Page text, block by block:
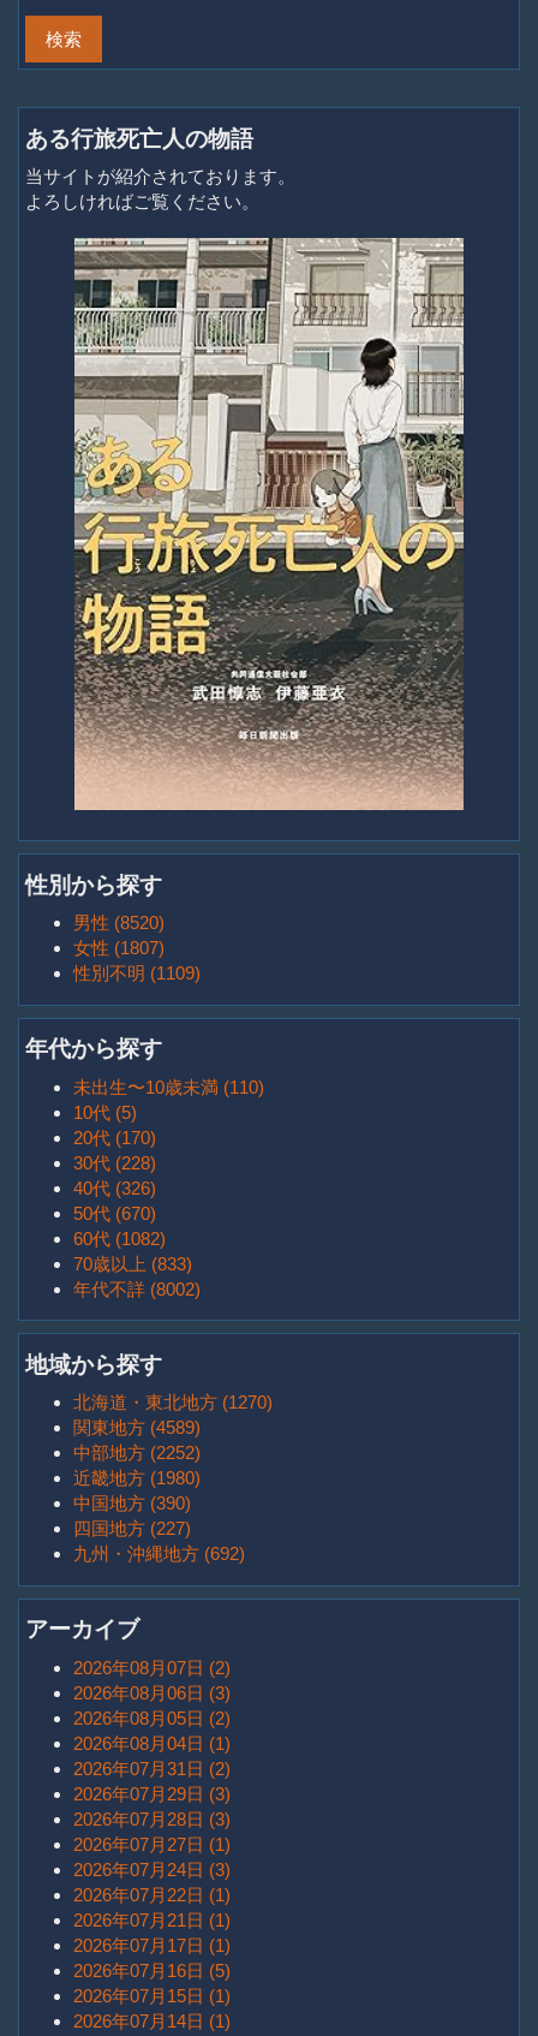
ある行旅死亡人の物語
当サイトが紹介されております。
よろしければご覧ください。
性別から探す
男性 (8520)
女性 (1807)
性別不明 (1109)
年代から探す
未出生〜10歳未満 (110)
10代 (5)
20代 (170)
30代 (228)
40代 (326)
50代 (670)
60代 (1082)
70歳以上 (833)
年代不詳 (8002)
地域から探す
北海道・東北地方 (1270)
関東地方 (4589)
中部地方 (2252)
近畿地方 (1980)
中国地方 (390)
四国地方 (227)
九州・沖縄地方 (692)
アーカイブ
2026年08月07日 (2)
2026年08月06日 (3)
2026年08月05日 (2)
2026年08月04日 (1)
2026年07月31日 (2)
2026年07月29日 (3)
2026年07月28日 (3)
2026年07月27日 (1)
2026年07月24日 (3)
2026年07月22日 (1)
2026年07月21日 (1)
2026年07月17日 (1)
2026年07月16日 (5)
2026年07月15日 (1)
2026年07月14日 (1)